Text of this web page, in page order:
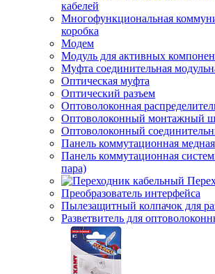
кабелей
Многофункциональная
коробка
Модем
Модуль для активных
Муфта соединительная
Оптическая муфта
Оптический разъем
Оптоволоконная
Оптоволоконный монтажный
Оптоволоконный
Панель коммутационная медная
Панель коммутационная
пара)
Преобразователь интерфейса
Пылезащитный колпачок для
Разветвитель для